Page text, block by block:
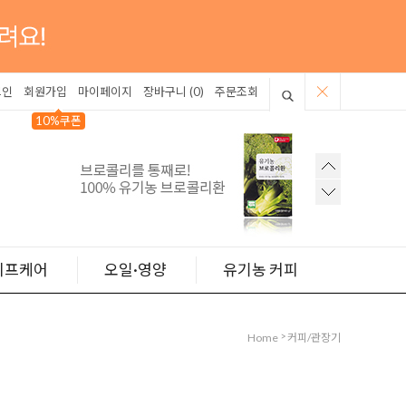
회원가입
10%쿠폰
마이페이지 장바구니 (0) 주문조회
프케어 오일·영양 유기농 커피
Home >커피/관장기